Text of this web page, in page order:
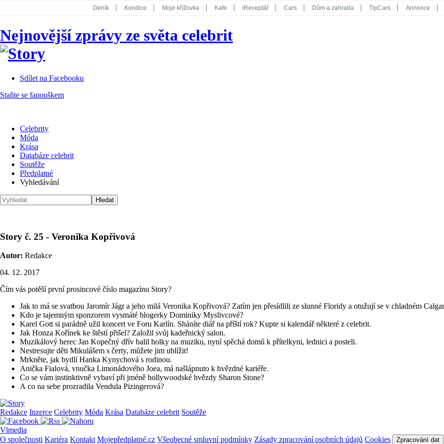
Deník Kondice Moje křížovka Kafe iReceptář Cars Dům a zahrada TipCars Annonce
Koktejl
Nejnovější zprávy ze světa celebrit
Sdílet na Facebooku
Staňte se fanouškem
Celebrity
Móda
Krása
Databáze celebrit
Soutěže
Předplatné
Vyhledávání
Story č. 25 - Veronika Kopřivová
Autor: Redakce
04. 12. 2017
Čím vás potěší první prosincové číslo magazínu Story?
Jak to má se svatbou Jaromír Jágr a jeho milá Veronika Kopřivová? Zatím jen přesídlili ze slunné Floridy a otužují se v chladném
Kdo je tajemným sponzorem vysmáté blogerky Dominiky Myslivcové?
Karel Gott si parádně užil koncert ve Foru Karlín. Sháníte diář na příští rok? Kupte si kalendář některé z celebrit.
Jak Honza Kořínek ke štěstí přišel? Založil svůj kadeřnický salon.
Muzikálový herec Jan Kopečný dřív balil holky na muziku, nyní spěchá domů k přítelkyni, lednici a posteli.
Nestresujte děti Mikulášem s čerty, můžete jim ublížit!
Mrkněte, jak bydlí Hanka Kynychová s rodinou.
Anička Fialová, vnučka Limonádového Joea, má našlápnuto k hvězdné kariéře.
Co se vám instinktivně vybaví při jméně hollywoodské hvězdy Sharon Stone?
A co na sebe prozradila Vendula Pizingerová?
Redakce Inzerce Celebrity Móda Krása Databáze celebrit Soutěže
Vlmedia
O společnosti Kariéra Kontakt Mojepředplatné.cz Všeobecné smluvní podmínky Zásady zpracování osobních údajů Cookies Zpracování dat